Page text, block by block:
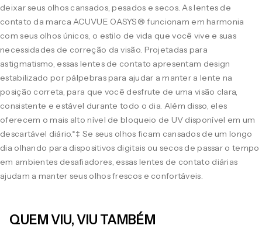
deixar seus olhos cansados, pesados e secos. As lentes de
contato da marca ACUVUE OASYS® funcionam em harmonia
com seus olhos únicos, o estilo de vida que você vive e suas
necessidades de correção da visão. Projetadas para
astigmatismo, essas lentes de contato apresentam design
estabilizado por pálpebras para ajudar a manter a lente na
posição correta, para que você desfrute de uma visão clara,
consistente e estável durante todo o dia. Além disso, eles
oferecem o mais alto nível de bloqueio de UV disponível em um
descartável diário.*‡ Se seus olhos ficam cansados de um longo
dia olhando para dispositivos digitais ou secos de passar o tempo
em ambientes desafiadores, essas lentes de contato diárias
ajudam a manter seus olhos frescos e confortáveis.
QUEM VIU, VIU TAMBÉM